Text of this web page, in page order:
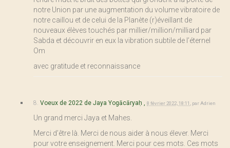
notre Union par une augmentation du volume vibratoire de
notre caillou et de celui de la Planète (r)éveillant de
nouveaux élèves touchés par millier/million/milliard par
Sabda et découvrir en eux la vibration subtile de l’éternel
Om
avec gratitude et reconnaissance
8. Voeux de 2022 de Jaya Yogācāryaḥ , 8 février 2022, 18:11 par Adrien
Un grand merci Jaya et Mahes.
Merci d’être là. Merci de nous aider à nous élever. Merci
pour votre enseignement. Merci pour ces mots. Ces mots